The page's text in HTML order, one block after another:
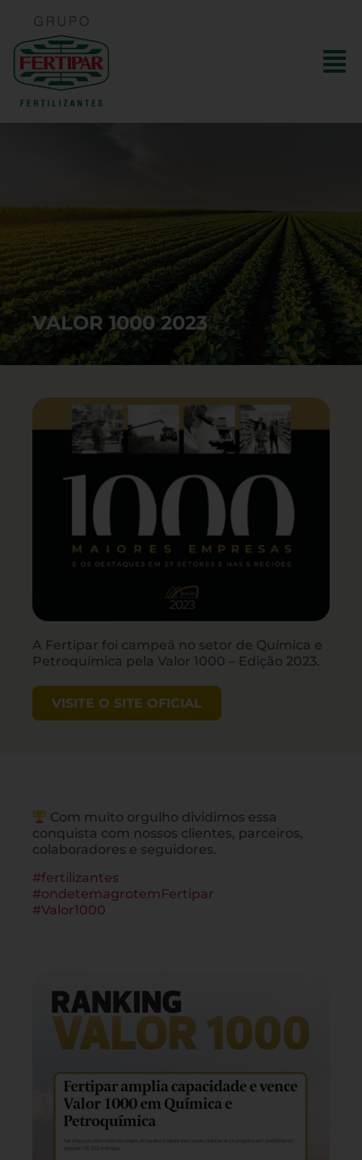
VALOR 1000 2023
A Fertipar foi campeã no setor de Química e
Petroquímica pela Valor 1000 – Edição 2023.
VISITE O SITE OFICIAL
Com muito orgulho dividimos essa
conquista com nossos clientes, parceiros,
colaboradores e seguidores.
#fertilizantes
#ondetemagrotemFertipar
#Valor1000